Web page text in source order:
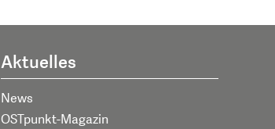
Aktuelles
News
OSTpunkt-Magazin